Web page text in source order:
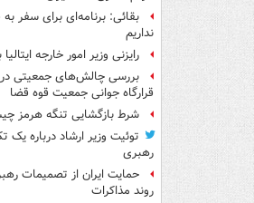
بقائی: برنامه‌ای برای سفر
نداریم
رایزنی وزیر امور خارجه
بررسی چالش‌های جمعیتی
قرارگاه جوانی جمعیت قوه قضا
شرط بازگشایی تنگه هرمز
توئیت وزیر ارشاد درباره یک
رهبری
حمایت ایران از تصمیمات
روند مذاکرات